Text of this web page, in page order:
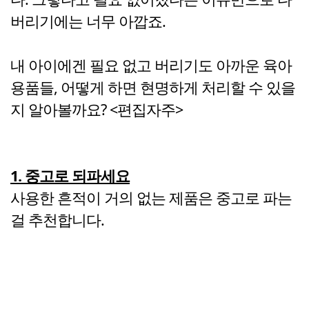
버리기에는 너무 아깝죠.
내 아이에겐 필요 없고 버리기도 아까운 육아
용품들, 어떻게 하면 현명하게 처리할 수 있을
지 알아볼까요? <편집자주>
1. 중고로 되파세요
사용한 흔적이 거의 없는 제품은 중고로 파는
걸 추천합니다.